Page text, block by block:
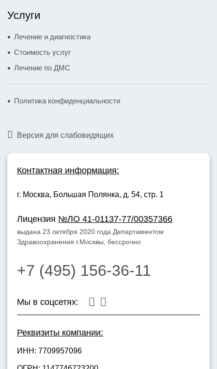
Услуги
Лечение и диагностика
Стоимость услуг
Лечение по ДМС
Политика конфиденциальности
Версия для слабовидящих
Контактная информация:
г. Москва, Большая Полянка, д. 54, стр. 1
Лицензия №ЛО 41-01137-77/00357366
выдана 23 октября 2020 года Департаментом
Здравоохранения г.Москвы, бессрочно
+7 (495) 156-36-11
Мы в соцсетях:
Реквизиты компании:
ИНН: 7709957096